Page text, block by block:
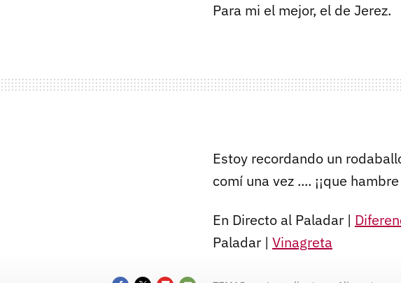
Para mi el mejor, el de Jerez.
Estoy recordando un
comí una vez .... ¡¡que
En Directo al Paladar |
Paladar | Vinagreta